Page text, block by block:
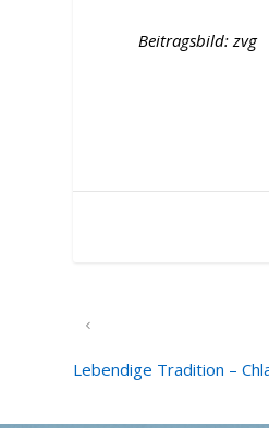
Beitragsbild: zvg
Lebendige Tradition –